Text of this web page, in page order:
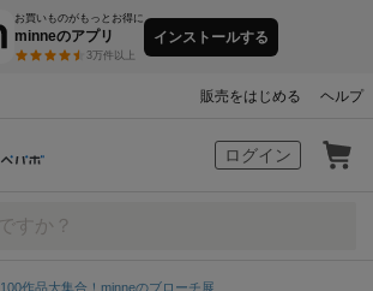
お買いものがもっとお得に
minneのアプリ
3万件以上
インストールする
販売をはじめる ヘルプ
ログイン
100作品大集合！minneのブローチ展